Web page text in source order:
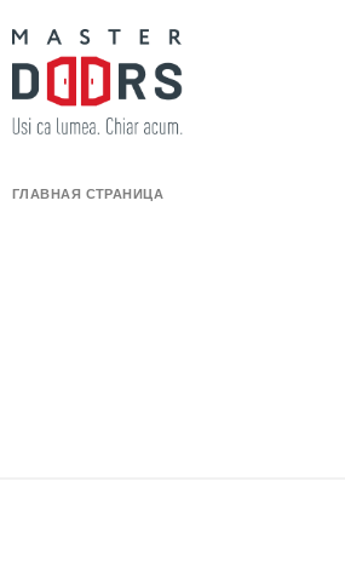
ГЛАВНАЯ СТРАНИЦА